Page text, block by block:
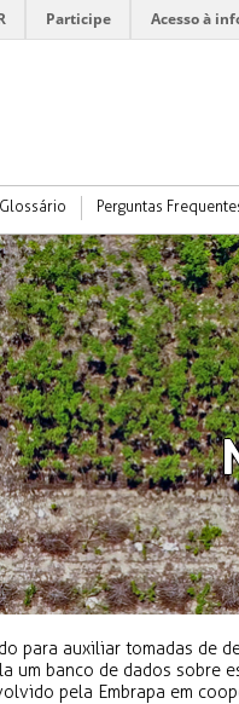
Participe Acesso à
Glossário Perguntas
para auxiliar tomadas de
um banco de dados sobre
pela Embrapa em